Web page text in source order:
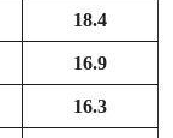
18.4
16.9
16.3